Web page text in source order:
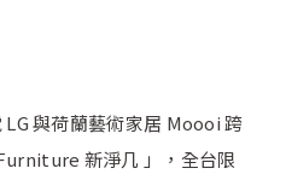
與荷蘭藝術家居 Moooi 跨
新淨几 」，全台限